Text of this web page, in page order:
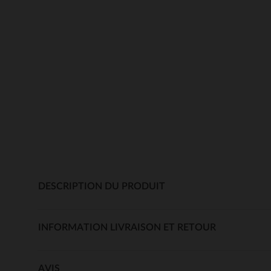
DESCRIPTION DU PRODUIT
INFORMATION LIVRAISON ET RETOUR
AVIS